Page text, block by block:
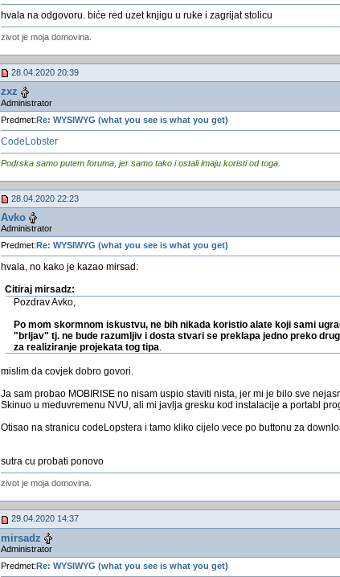
hvala na odgovoru. biće red uzet knjigu u ruke i zagrijat stolicu
zivot je moja domovina.
28.04.2020 20:39
zxz
Administrator
Predmet:Re: WYSIWYG (what you see is what you get)
CodeLobster
Podrska samo putem foruma, jer samo tako i ostali imaju koristi od toga.
28.04.2020 22:23
Avko
Administrator
Predmet: Re: WYSIWYG (what you see is what you get)
hvala, no kako je kazao mirsad:
Citiraj mirsadz:
Pozdrav Avko,
Po mom skormnom iskustvu, ne bih nikada koristio alate koji sami
"brljav" tj. ne bude razumljiv i dosta stvari se preklapa jedno preko
za realiziranje projekata tog tipa.
mislim da covjek dobro govori.
Ja sam probao MOBIRISE no nisam uspio staviti nista, jer mi je bilo sve
Skinuo u meduvremenu NVU, ali mi javlja gresku kod instalacije a portabl
Otisao na stranicu codeLopstera i tamo kliko cijelo vece po buttonu za
sutra cu probati ponovo
zivot je moja domovina.
29.04.2020 14:37
mirsadz
Administrator
Predmet:Re: WYSIWYG (what you see is what you get)